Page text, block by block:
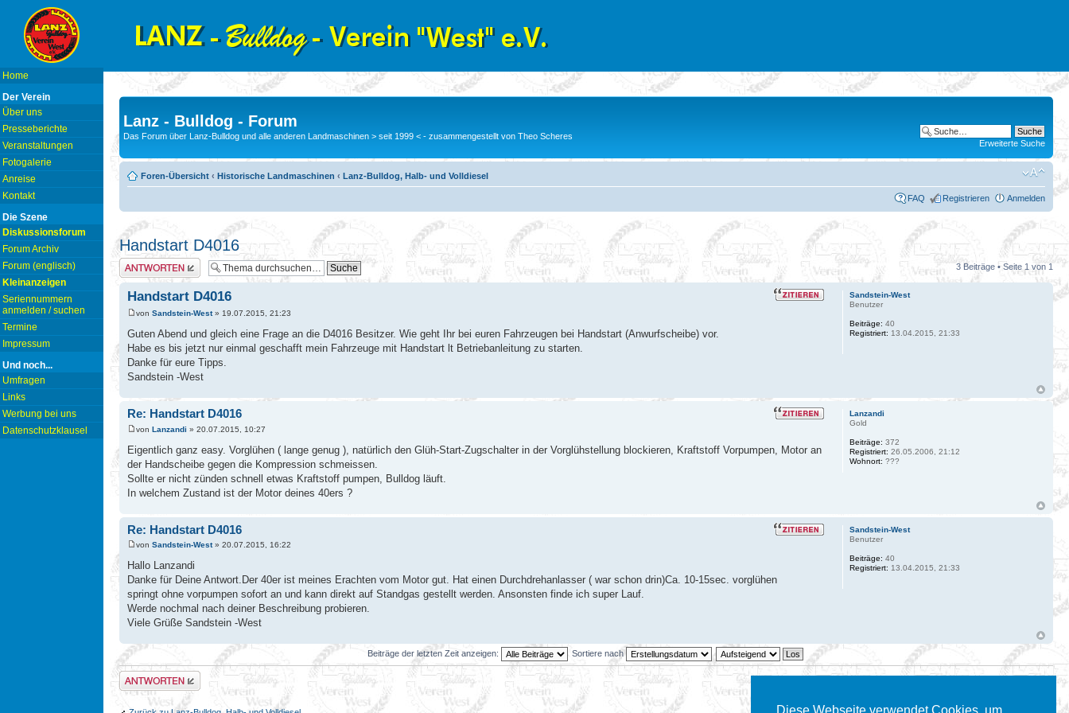
Home
Der Verein
Über uns
Presseberichte
Veranstaltungen
Fotogalerie
Anreise
Kontakt
Die Szene
Diskussionsforum
Forum Archiv
Forum (englisch)
Kleinanzeigen
Seriennummern
anmelden / suchen
Termine
Impressum
Und noch...
Umfragen
Links
Werbung bei uns
Datenschutzklausel
Lanz - Bulldog - Forum
Das Forum über Lanz-Bulldog und alle anderen Landmaschinen > seit 1999 < - zusammengestellt von Theo Scheres
Erweiterte Suche
Foren-Übersicht ‹ Historische Landmaschinen ‹ Lanz-Bulldog, Halb- und Volldiesel
FAQ Registrieren Anmelden
Handstart D4016
Antwort erstellen 3 Beiträge • Seite 1 von 1
Handstart D4016
von Sandstein-West» 19.07.2015, 21:23
Guten Abend und gleich eine Frage an die D4016 Besitzer. Wie geht Ihr bei euren Fahrzeugen bei Handstart (Anwurfscheibe) vor.
Habe es bis jetzt nur einmal geschafft mein Fahrzeuge mit Handstart lt Betriebanleitung zu starten.
Danke für eure Tipps.
Sandstein -West
Sandstein-West
Benutzer
Beiträge: 40
Registriert: 13.04.2015, 21:33
Re: Handstart D4016
von Lanzandi » 20.07.2015, 10:27
Eigentlich ganz easy. Vorglühen ( lange genug ), natürlich den Glüh-Start-Zugschalter in der Vorglühstellung blockieren, Kraftstoff Vorpumpen, Motor an
der Handscheibe gegen die Kompression schmeissen.
Sollte er nicht zünden schnell etwas Kraftstoff pumpen, Bulldog läuft.
In welchem Zustand ist der Motor deines 40ers ?
Lanzandi
Gold
Beiträge: 372
Registriert: 26.05.2006, 21:12
Wohnort: ???
Re: Handstart D4016
von Sandstein-West» 20.07.2015, 16:22
Hallo Lanzandi
Danke für Deine Antwort.Der 40er ist meines Erachten vom Motor gut. Hat einen Durchdrehanlasser ( war schon drin)Ca. 10-15sec. vorglühen
springt ohne vorpumpen sofort an und kann direkt auf Standgas gestellt werden. Ansonsten finde ich super Lauf.
Werde nochmal nach deiner Beschreibung probieren.
Viele Grüße Sandstein -West
Sandstein-West
Benutzer
Beiträge: 40
Registriert: 13.04.2015, 21:33
Beiträge der letzten Zeit anzeigen: Sortiere nach
Antwort erstellen